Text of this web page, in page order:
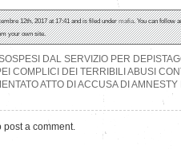
12th, 2017 at 17:41 and is filed undermafia. You can follow
your own site.
DAL SERVIZIO PER
COMPLICI DEI TERRIBILI ABUSI
ATTO DI ACCUSA DI
post a comment.